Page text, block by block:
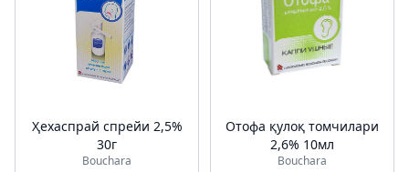
Ҳехаспрай спрейи 2,5%
30г
Bouchara
Отофа қулоқ томчилари
2,6% 10мл
Bouchara